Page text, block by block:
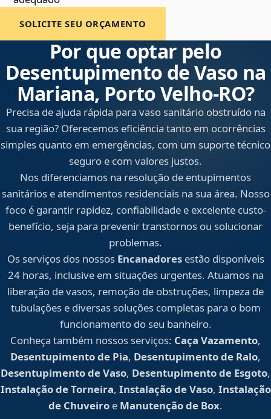
SOLICITE SEU ORÇAMENTO
Por que optar pelo
Desentupimento de Vaso na
Mariana, Porto Velho‑RO?
Precisa de ajuda rápida para vaso sanitário obstruído na
sua região? Oferecemos eficiência tanto em ocorrências
simples quanto em emergências, com um suporte técnico
seguro e com valores justos.
Nos diferenciamos na resolução de entupimentos
sanitários e atendimentos residenciais na sua área. Nosso
foco é garantir rapidez, confiabilidade e excelente custo-
benefício, seja para prevenir transtornos ou solucionar
problemas.
Os serviços dos nossos Encanadoresestão disponíveis
24 horas, inclusive em situações urgentes. Atuamos na
liberação de vasos, remoção de obstruções, limpeza de
tubulações e diversas soluções completas para o bom
funcionamento do seu banheiro.
Conheça também nossos serviços: Caça Vazamento,
Desentupimento de Pia, Desentupimento de Ralo,
Desentupimento de Vaso, Desentupimento de Esgoto,
Instalação de Torneira, Instalação de Vaso, Instalação
de Chuveiro e Manutenção de Box.